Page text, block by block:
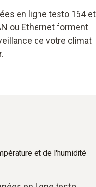
en ligne testo 164 et
ou Ethernet forment
de votre climat
et de l'humidité